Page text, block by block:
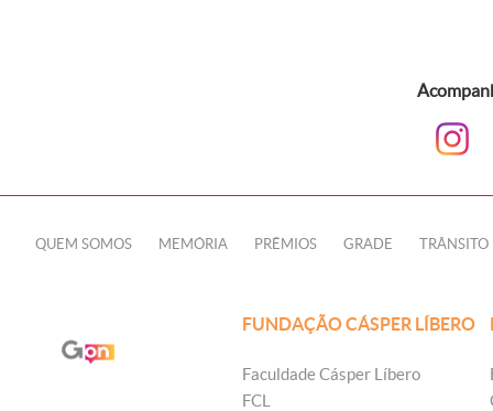
QUEM SOMOS MEMÓRIA PRÊMIOS GRADE TRÂNSITO
FUNDAÇÃO CÁSPER LÍBERO
Faculdade Cásper Líbero
FCL